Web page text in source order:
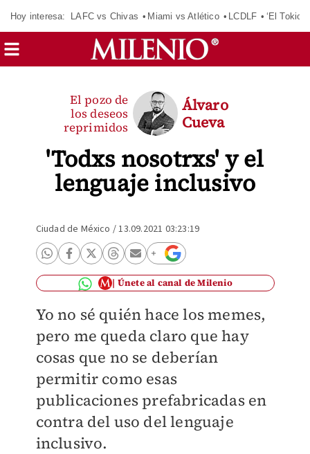
Hoy interesa: LAFC vs Chivas Miami vs Atlético LCDLF ‘El Tokio’
'Todxs nosotrxs' y el
lenguaje inclusivo
El pozo de
los deseos
reprimidos
Álvaro
Cueva
Ciudad de México /13.09.2021 03:23:19
Únete al canal de Milenio
Yo no sé quién hace los memes,
pero me queda claro que hay
cosas que no se deberían
permitir como esas
publicaciones prefabricadas en
contra del uso del lenguaje
inclusivo.